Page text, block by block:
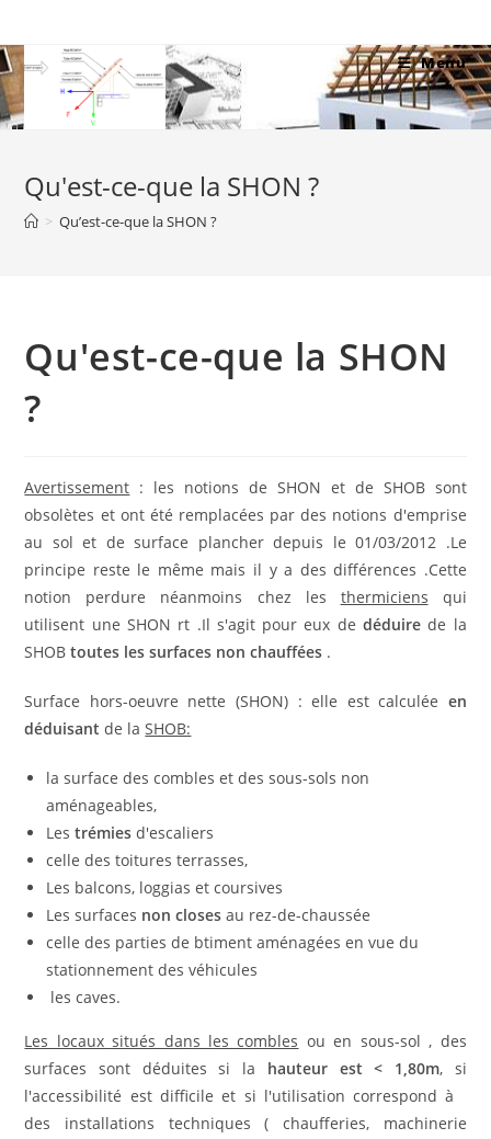
to
content
Menu
Qu'est-ce-que la SHON ?
> Qu’est-ce-que la SHON ?
Qu'est-ce-que la SHON
?
Avertissement : les notions de SHON et de SHOB sont
obsolètes et ont été remplacées par des notions d'emprise
au sol et de surface plancher depuis le 01/03/2012 .Le
principe reste le même mais il y a des différences .Cette
notion perdure néanmoins chez les thermiciens qui
utilisent une SHON rt .Il s'agit pour eux dedéduire de la
SHOBtoutes les surfaces non chauffées .
Surface hors-oeuvre nette (SHON) : elle est calculée en
déduisant de laSHOB:
la surface des combles et des sous-sols non
aménageables,
Lestrémies d'escaliers
celle des toitures terrasses,
Les balcons, loggias et coursives
Les surfaces non closes au rez-de-chaussée
celle des parties de btiment aménagées en vue du
stationnement des véhicules
les caves.
Les locaux situés dans les combles ou en sous-sol , des
surfaces sont déduites si la hauteur est < 1,80m, si
l'accessibilité est difficile et si l'utilisation correspond à
des installations techniques ( chaufferies, machinerie